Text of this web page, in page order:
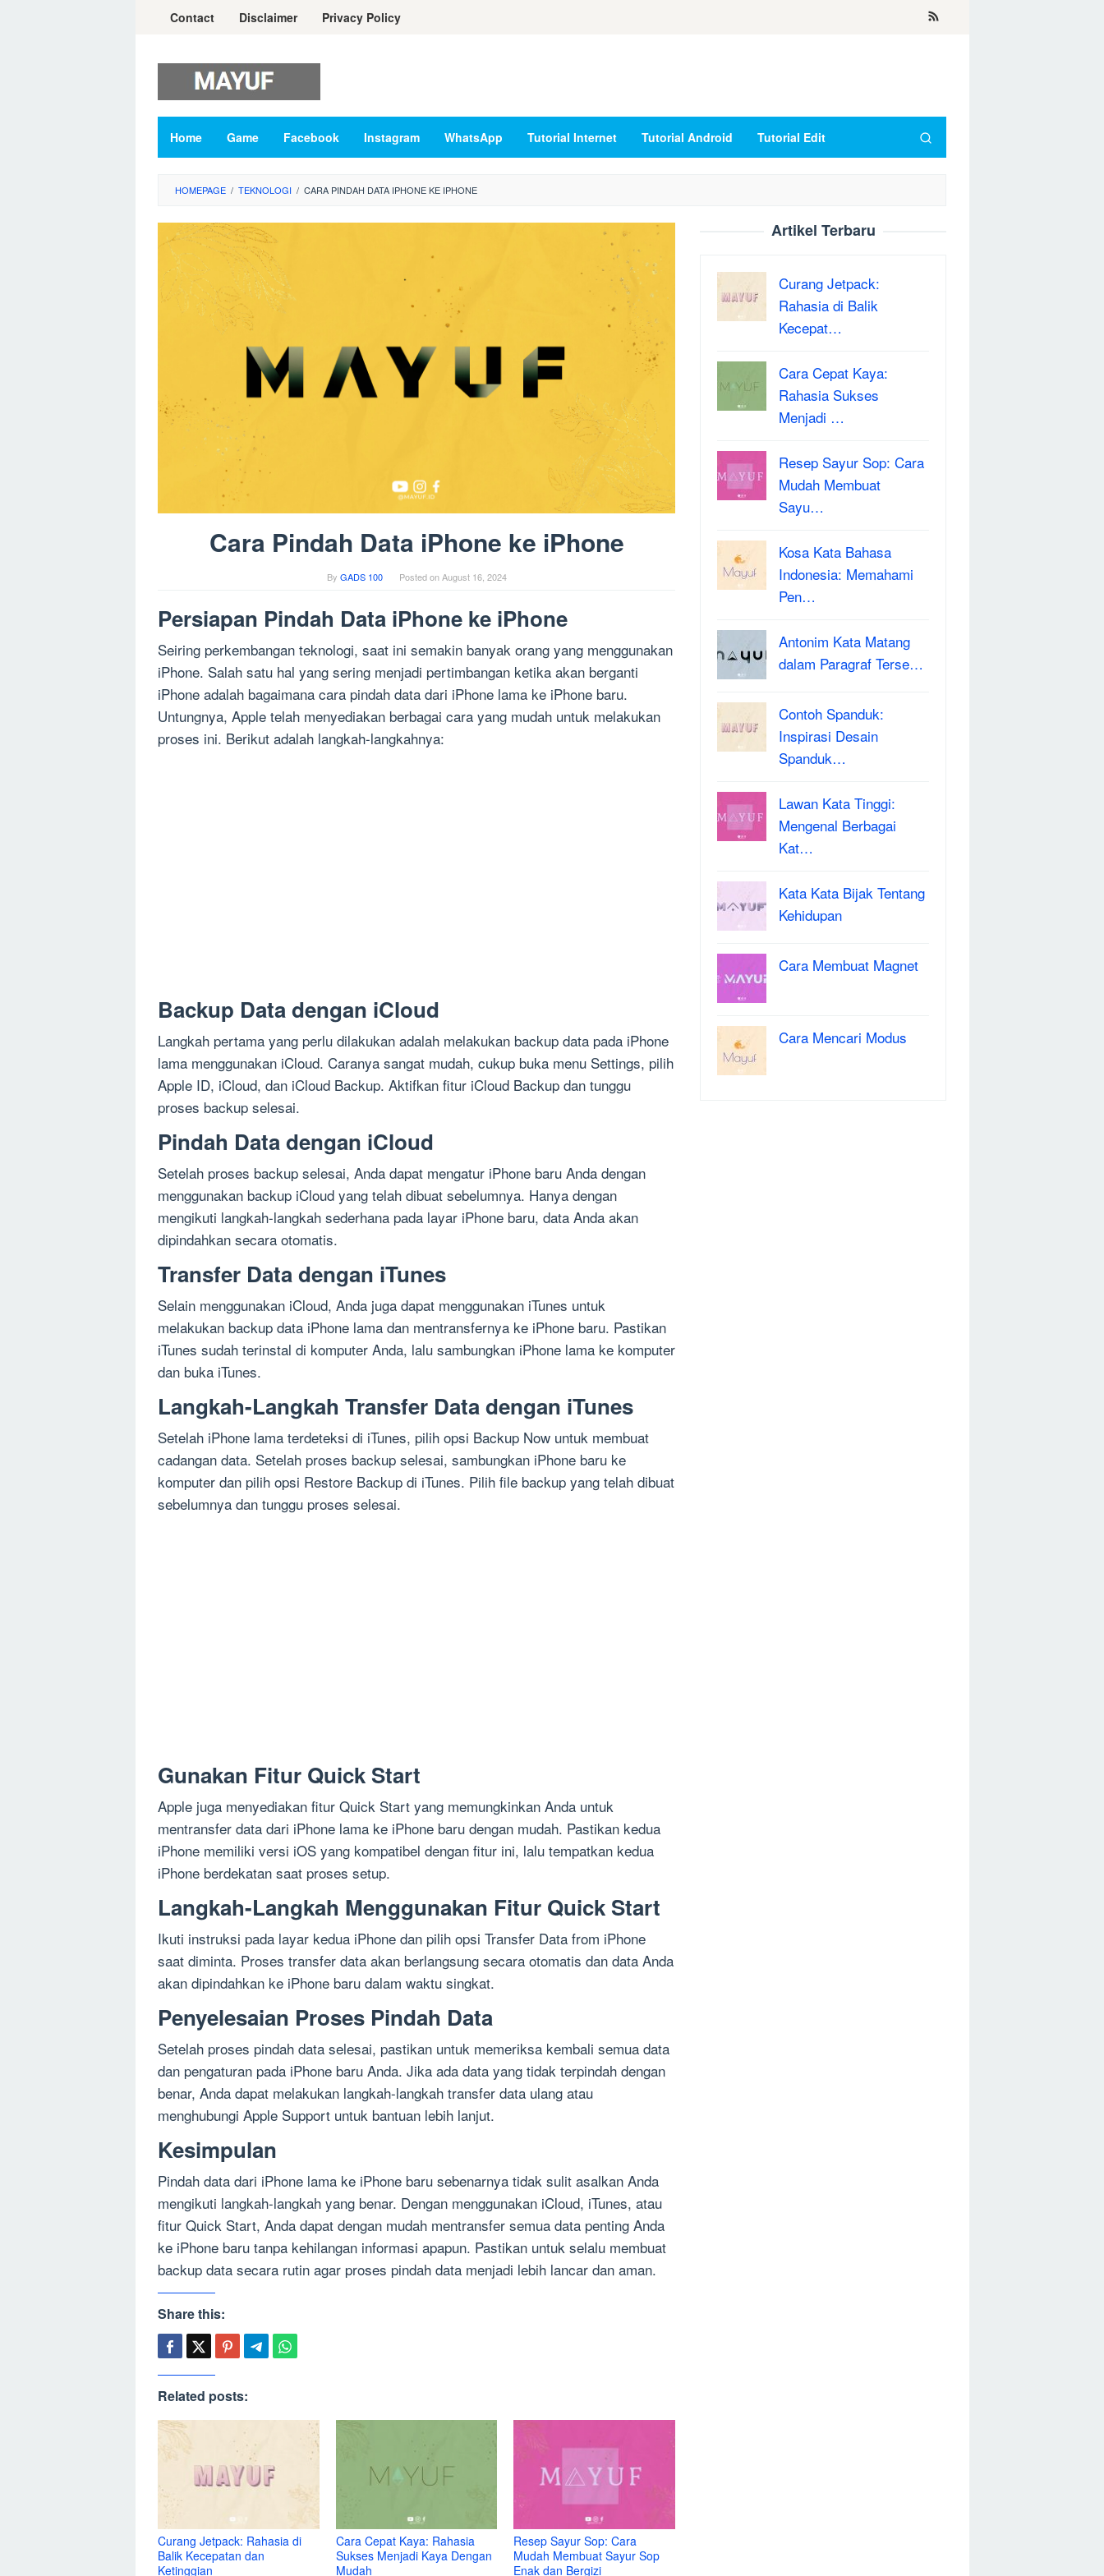
Contact Disclaimer Privacy Policy
Home Game Facebook Instagram WhatsApp Tutorial Internet Tutorial Android Tutorial Edit
HOMEPAGE / TEKNOLOGI / CARA PINDAH DATA IPHONE KE IPHONE
Cara Pindah Data iPhone ke iPhone
By GADS 100 Posted onAugust 16, 2024
Persiapan Pindah Data iPhone ke iPhone
Seiring perkembangan teknologi, saat ini semakin banyak orang yang menggunakan
iPhone. Salah satu hal yang sering menjadi pertimbangan ketika akan berganti
iPhone adalah bagaimana cara pindah data dari iPhone lama ke iPhone baru.
Untungnya, Apple telah menyediakan berbagai cara yang mudah untuk melakukan
proses ini. Berikut adalah langkah-langkahnya:
Backup Data dengan iCloud
Langkah pertama yang perlu dilakukan adalah melakukan backup data pada iPhone
lama menggunakan iCloud. Caranya sangat mudah, cukup buka menu Settings, pilih
Apple ID, iCloud, dan iCloud Backup. Aktifkan fitur iCloud Backup dan tunggu
proses backup selesai.
Pindah Data dengan iCloud
Setelah proses backup selesai, Anda dapat mengatur iPhone baru Anda dengan
menggunakan backup iCloud yang telah dibuat sebelumnya. Hanya dengan
mengikuti langkah-langkah sederhana pada layar iPhone baru, data Anda akan
dipindahkan secara otomatis.
Transfer Data dengan iTunes
Selain menggunakan iCloud, Anda juga dapat menggunakan iTunes untuk
melakukan backup data iPhone lama dan mentransfernya ke iPhone baru. Pastikan
iTunes sudah terinstal di komputer Anda, lalu sambungkan iPhone lama ke komputer
dan buka iTunes.
Langkah-Langkah Transfer Data dengan iTunes
Setelah iPhone lama terdeteksi di iTunes, pilih opsi Backup Now untuk membuat
cadangan data. Setelah proses backup selesai, sambungkan iPhone baru ke
komputer dan pilih opsi Restore Backup di iTunes. Pilih file backup yang telah dibuat
sebelumnya dan tunggu proses selesai.
Gunakan Fitur Quick Start
Apple juga menyediakan fitur Quick Start yang memungkinkan Anda untuk
mentransfer data dari iPhone lama ke iPhone baru dengan mudah. Pastikan kedua
iPhone memiliki versi iOS yang kompatibel dengan fitur ini, lalu tempatkan kedua
iPhone berdekatan saat proses setup.
Langkah-Langkah Menggunakan Fitur Quick Start
Ikuti instruksi pada layar kedua iPhone dan pilih opsi Transfer Data from iPhone
saat diminta. Proses transfer data akan berlangsung secara otomatis dan data Anda
akan dipindahkan ke iPhone baru dalam waktu singkat.
Penyelesaian Proses Pindah Data
Setelah proses pindah data selesai, pastikan untuk memeriksa kembali semua data
dan pengaturan pada iPhone baru Anda. Jika ada data yang tidak terpindah dengan
benar, Anda dapat melakukan langkah-langkah transfer data ulang atau
menghubungi Apple Support untuk bantuan lebih lanjut.
Kesimpulan
Pindah data dari iPhone lama ke iPhone baru sebenarnya tidak sulit asalkan Anda
mengikuti langkah-langkah yang benar. Dengan menggunakan iCloud, iTunes, atau
fitur Quick Start, Anda dapat dengan mudah mentransfer semua data penting Anda
ke iPhone baru tanpa kehilangan informasi apapun. Pastikan untuk selalu membuat
backup data secara rutin agar proses pindah data menjadi lebih lancar dan aman.
Share this:
Related posts:
Curang Jetpack: Rahasia di
Balik Kecepatan dan
Ketinggian
Cara Cepat Kaya: Rahasia
Sukses Menjadi Kaya Dengan
Mudah
Resep Sayur Sop: Cara
Mudah Membuat Sayur Sop
Enak dan Bergizi
Artikel Terbaru
Curang Jetpack:
Rahasia di Balik
Kecepat…
Cara Cepat Kaya:
Rahasia Sukses
Menjadi …
Resep Sayur Sop: Cara
Mudah Membuat
Sayu…
Kosa Kata Bahasa
Indonesia: Memahami
Pen…
Antonim Kata Matang
dalam Paragraf Terse…
Contoh Spanduk:
Inspirasi Desain
Spanduk…
Lawan Kata Tinggi:
Mengenal Berbagai
Kat…
Kata Kata Bijak Tentang
Kehidupan
Cara Membuat Magnet
Cara Mencari Modus